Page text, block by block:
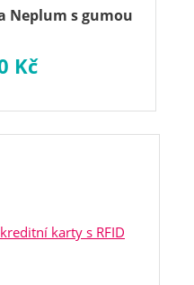
Neplum s gumou
Kč